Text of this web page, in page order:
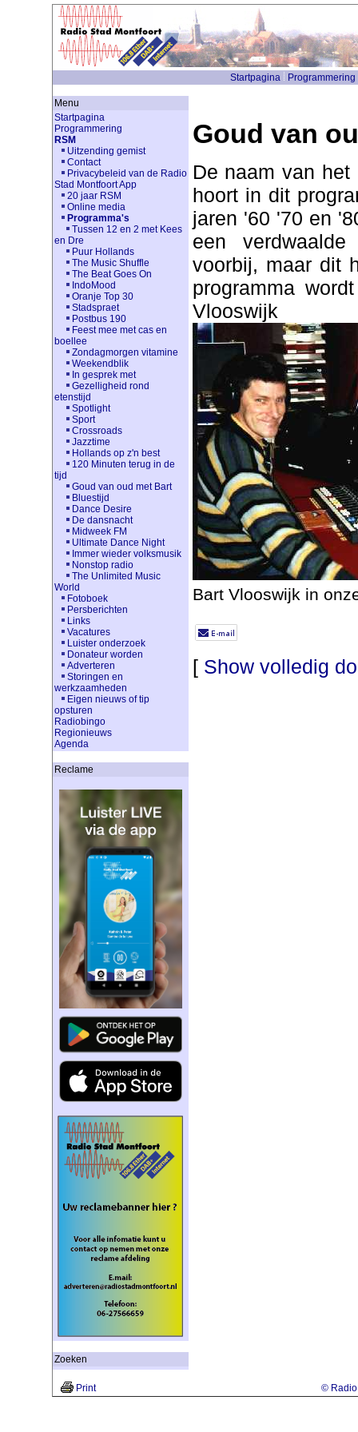
Startpagina Programmering
Menu
Startpagina
Programmering
RSM
Uitzending gemist
Contact
Privacybeleid van de Radio
Stad Montfoort App
20 jaar RSM
Online media
Programma's
Tussen 12 en 2 met Kees
en Dre
Puur Hollands
The Music Shuffle
The Beat Goes On
IndoMood
Oranje Top 30
Stadspraet
Postbus 190
Feest mee met cas en
boellee
Zondagmorgen vitamine
Weekendblik
In gesprek met
Gezelligheid rond
etenstijd
Spotlight
Sport
Crossroads
Jazztime
Hollands op z'n best
120 Minuten terug in de
tijd
Goud van oud met Bart
Bluestijd
Dance Desire
De dansnacht
Midweek FM
Ultimate Dance Night
Immer wieder volksmusik
Nonstop radio
The Unlimited Music
World
Fotoboek
Persberichten
Links
Vacatures
Luister onderzoek
Donateur worden
Adverteren
Storingen en
werkzaamheden
Eigen nieuws of tip
opsturen
Radiobingo
Regionieuws
Agenda
Reclame
Zoeken
Goud van
De naam van
hoort in dit
jaren '60 '70 en
een
voorbij, maar dit
programma
Vlooswijk
Bart Vlooswijk in
[ Show volledig
Print © Radio